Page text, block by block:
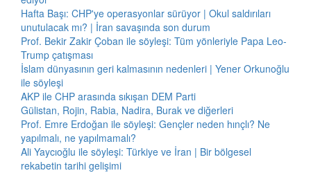
Hafta Başı: CHP'ye operasyonlar sürüyor | Okul saldırıları
unutulacak mı? | İran savaşında son durum
Prof. Bekir Zakir Çoban ile söyleşi: Tüm yönleriyle Papa Leo-
Trump çatışması
İslam dünyasının geri kalmasının nedenleri | Yener Orkunoğlu
ile söyleşi
AKP ile CHP arasında sıkışan DEM Parti
Gülistan, Rojin, Rabia, Nadira, Burak ve diğerleri
Prof. Emre Erdoğan ile söyleşi: Gençler neden hınçlı? Ne
yapılmalı, ne yapılmamalı?
Ali Yaycıoğlu ile söyleşi: Türkiye ve İran | Bir bölgesel
rekabetin tarihi gelişimi